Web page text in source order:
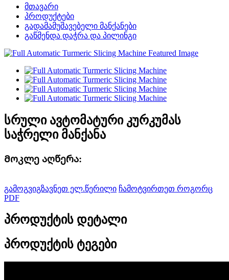
მთავარი
პროდუქტები
გადამამუშავებელი მანქანები
გაწმენდა დაჭრა და პილინგი
სრული ავტომატური კურკუმას
საჭრელი მანქანა
Მოკლე აღწერა:
გამოგვიგზავნეთ ელ.წერილი ჩამოტვირთეთ როგორც
PDF
პროდუქტის დეტალი
პროდუქტის ტეგები